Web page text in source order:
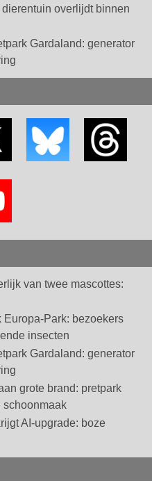
overlijdt binnen
Gardaland: generator
van twee mascottes:
Park: bezoekers
insecten
Gardaland: generator
grote brand: pretpark
schoonmaak
AI-upgrade: boze